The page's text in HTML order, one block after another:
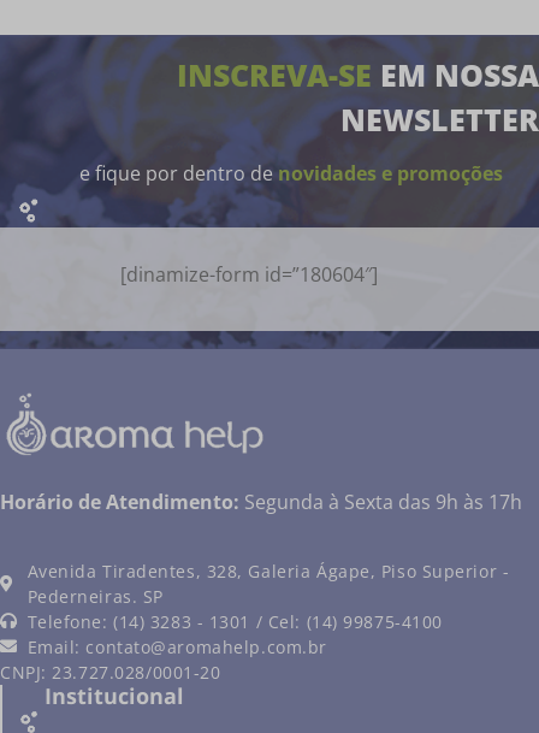
INSCREVA-SE EM NOSSA
NEWSLETTER
e fique por dentro de novidades e promoções
[dinamize-form id=”180604″]
Horário de Atendimento: Segunda à Sexta das 9h às 17h
Avenida Tiradentes, 328, Galeria Ágape, Piso Superior -
Pederneiras. SP
Telefone: (14) 3283 - 1301 / Cel: (14) 99875-4100
Email: contato@aromahelp.com.br
CNPJ: 23.727.028/0001-20
Institucional